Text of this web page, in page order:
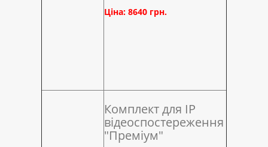
Ціна: 8640 грн.
Комплект для IP
відеоспостереження
"Преміум"